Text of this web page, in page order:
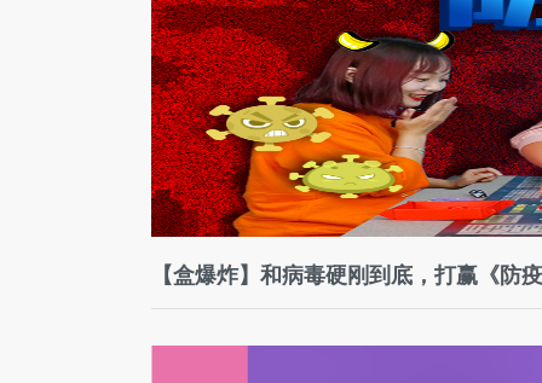
【盒爆炸】和病毒硬刚到底，打赢《防